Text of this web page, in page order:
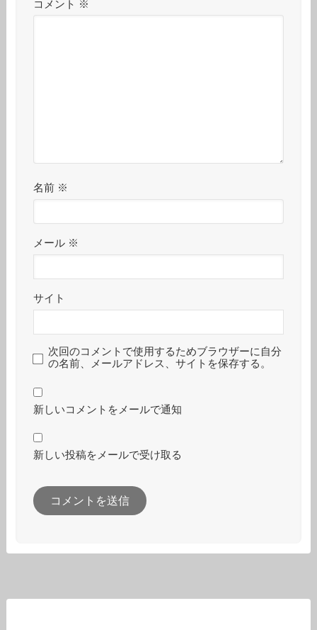
コメント ※
名前 ※
メール ※
サイト
次回のコメントで使用するためブラウザーに自分
の名前、メールアドレス、サイトを保存する。
新しいコメントをメールで通知
新しい投稿をメールで受け取る